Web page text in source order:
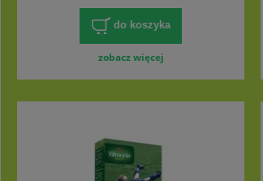
do koszyka
zobacz więcej